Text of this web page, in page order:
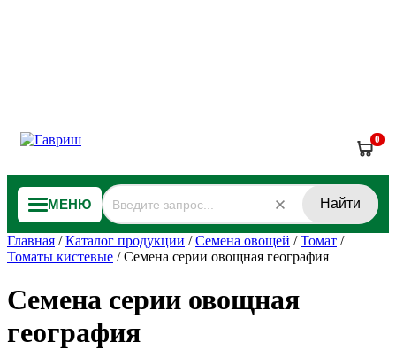
0
МЕНЮ Найти
Главная /Каталог продукции /Семена овощей /Томат /
Томаты кистевые /Семена серии овощная география
Семена серии овощная
география